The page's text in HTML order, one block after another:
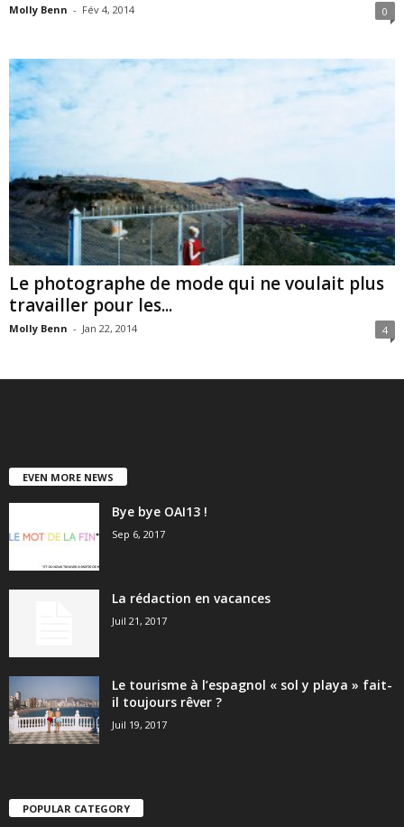
Molly Benn - Fév 4, 2014 0
Le photographe de mode qui ne voulait plus
travailler pour les...
Molly Benn - Jan 22, 2014 4
EVEN MORE NEWS
Bye bye OAI13 !
Sep 6, 2017
La rédaction en vacances
Juil 21, 2017
Le tourisme à l’espagnol « sol y playa » fait-
il toujours rêver ?
Juil 19, 2017
POPULAR CATEGORY